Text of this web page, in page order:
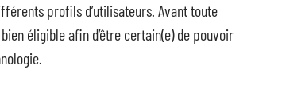
profils d’utilisateurs. Avant toute
éligible afin d’être certain(e) de pouvoir